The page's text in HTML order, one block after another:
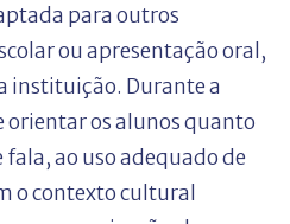
para outros
ou apresentação oral,
instituição. Durante a
os alunos quanto
ao uso adequado de
o contexto cultural